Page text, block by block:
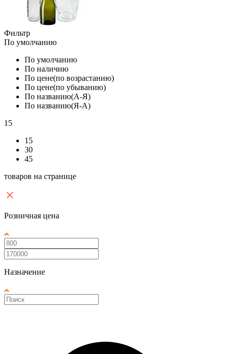
Фильтр
По умолчанию
По умолчанию
По наличию
По цене(по возрастанию)
По цене(по убыванию)
По названию(А-Я)
По названию(Я-А)
15
15
30
45
товаров на странице
Розничная цена
Назначение